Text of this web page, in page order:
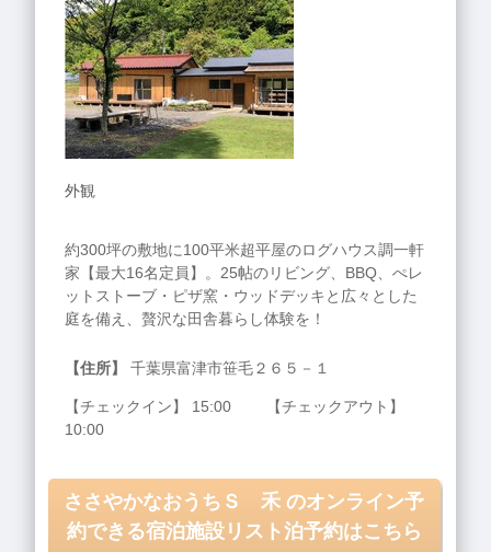
外観
約300坪の敷地に100平米超平屋のログハウス調一軒
家【最大16名定員】。25帖のリビング、BBQ、ぺレ
ットストーブ・ピザ窯・ウッドデッキと広々とした
庭を備え、贅沢な田舎暮らし体験を！
【住所】 千葉県富津市笹毛２６５－１
【チェックイン】 15:00 【チェックアウト】
10:00
ささやかなおうちＳ 禾 のオンライン予
約できる宿泊施設リスト泊予約はこちら